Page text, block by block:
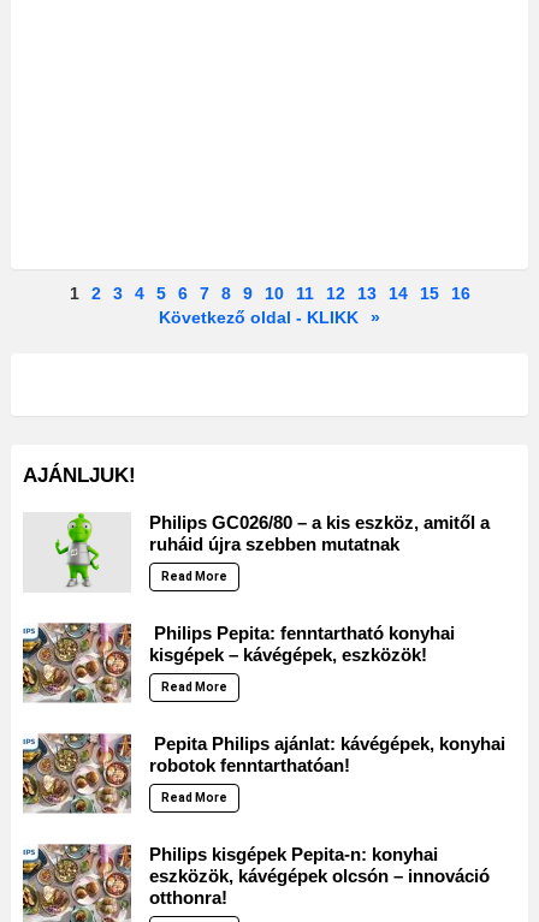
1 2 3 4 5 6 7 8 9 10 11 12 13 14 15
16
Következő oldal - KLIKK
»
AJÁNLJUK!
Philips GC026/80 – a kis eszköz, amitől a
ruháid újra szebben mutatnak
Read More
Philips Pepita: fenntartható konyhai
kisgépek – kávégépek, eszközök!
Read More
Pepita Philips ajánlat: kávégépek, konyhai
robotok fenntarthatóan!
Read More
Philips kisgépek Pepita-n: konyhai
eszközök, kávégépek olcsón – innováció
otthonra!